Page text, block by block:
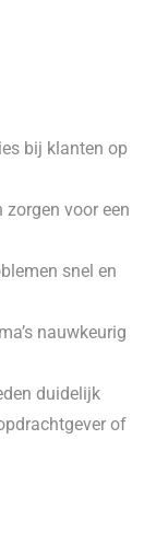
bij klanten op
zorgen voor een
snel en
nauwkeurig
duidelijk
of